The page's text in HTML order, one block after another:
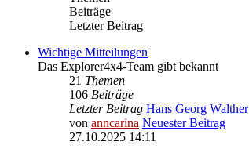
Beiträge
Letzter Beitrag
Wichtige Mitteilungen
Das Explorer4x4-Team gibt bekannt
21 Themen
106 Beiträge
Letzter Beitrag Hans Georg Walther
von anncarina Neuester Beitrag
27.10.2025 14:11